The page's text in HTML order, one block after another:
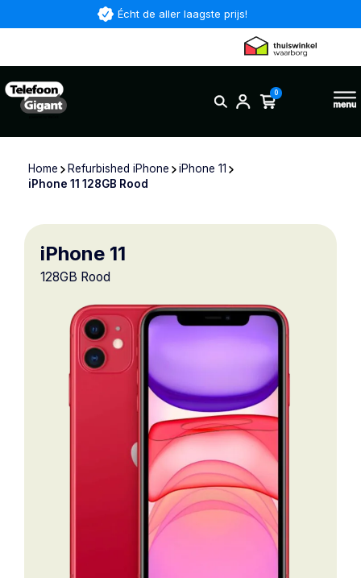
Écht de aller laagste prijs!
0
Home Refurbished iPhone
iPhone 11
iPhone 11 128GB Rood
iPhone 11
128GB Rood